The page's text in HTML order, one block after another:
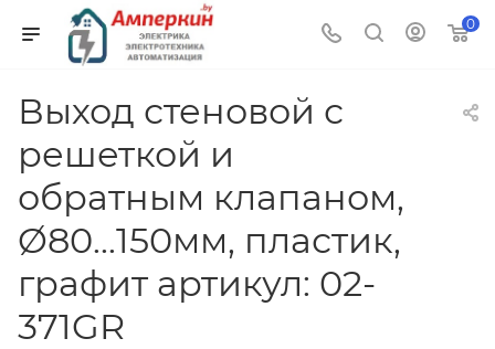
0
Выход стеновой с
решеткой и
обратным клапаном,
Ø80...150мм, пластик,
графит артикул: 02-
371GR